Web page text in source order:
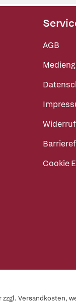
AGB
Cookie
Versandkosten,